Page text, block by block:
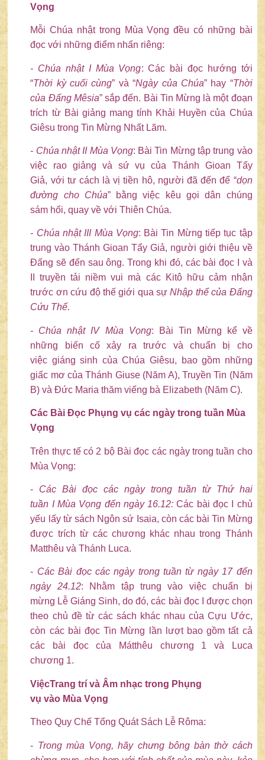
Vọng
Mỗi Chúa nhật trong Mùa Vọng đều có những bài
đọc với những điểm nhấn riêng:
- Chúa nhật I Mùa Vọng: Các bài đọc hướng tới
“Thời kỳ cuối cùng” và “Ngày của Chúa” hay “Thời
của Đấng Mêsia” sắp đến. Bài Tin Mừng là một đoạn
trích từ Bài giảng mang tính Khải Huyền của Chúa
Giêsu trong Tin Mừng Nhất Lãm.
- Chúa nhật II Mùa Vọng: Bài Tin Mừng tập trung vào
việc rao giảng và sứ vụ của Thánh Gioan Tẩy
Giả, với tư cách là vị tiền hô, người đã đến để “dọn
đường cho Chúa” bằng việc kêu gọi dân chúng
sám hối, quay về với Thiên Chúa.
- Chúa nhật III Mùa Vọng: Bài Tin Mừng tiếp tục tập
trung vào Thánh Gioan Tẩy Giả, người giới thiệu về
Đấng sẽ đến sau ông. Trong khi đó, các bài đọc I và
II truyền tải niềm vui mà các Kitô hữu cảm nhận
trước ơn cứu độ thế giới qua sựNhập thể của Đấng
Cứu Thế.
- Chúa nhật IV Mùa Vọng: Bài Tin Mừng kể về
những biến cố xảy ra trước và chuẩn bị cho
việc giáng sinh của Chúa Giêsu, bao gồm những
giấc mơ của Thánh Giuse (Năm A), Truyền Tin (Năm
B) và Đức Maria thăm viếng bà Elizabeth (Năm C).
Các Bài Đọc Phụng vụ các ngày trong tuần Mùa
Vọng
Trên thực tế có 2 bộ Bài đọc các ngày trong tuần cho
Mùa Vọng:
- Các Bài đọc các ngày trong tuần từ Thứ hai
tuần I Mùa Vọng đến ngày 16.12: Các bài đọc I chủ
yếu lấy từ sách Ngôn sứ Isaia, còn các bài Tin Mừng
được trích từ các chương khác nhau trong Thánh
Matthêu và Thánh Luca.
- Các Bài đọc các ngày trong tuần từ ngày 17 đến
ngày 24.12: Nhằm tập trung vào việc chuẩn bị
mừng Lễ Giáng Sinh, do đó, các bài đọc I được chọn
theo chủ đề từ các sách khác nhau của Cựu Ước,
còn các bài đọc Tin Mừng lần lượt bao gồm tất cả
các bài đọc của Mátthêu chương 1 và Luca
chương 1.
ViệcTrang trí và Âm nhạc trong Phụng
vụvào Mùa Vọng
Theo Quy Chế Tổng Quát Sách Lễ Rôma:
- Trong mùa Vọng, hãy chưng bông bàn thờ cách